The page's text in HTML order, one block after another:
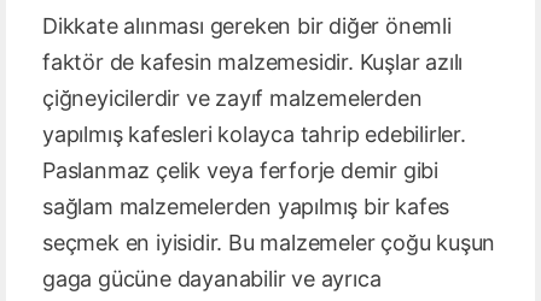
Dikkate alınması gereken bir diğer önemli
faktör de kafesin malzemesidir. Kuşlar azılı
çiğneyicilerdir ve zayıf malzemelerden
yapılmış kafesleri kolayca tahrip edebilirler.
Paslanmaz çelik veya ferforje demir gibi
sağlam malzemelerden yapılmış bir kafes
seçmek en iyisidir. Bu malzemeler çoğu kuşun
gaga gücüne dayanabilir ve ayrıca